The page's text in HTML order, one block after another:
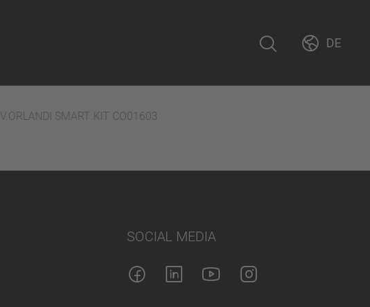
DE
V.ORLANDI SMART KIT CO01603
SOCIAL MEDIA